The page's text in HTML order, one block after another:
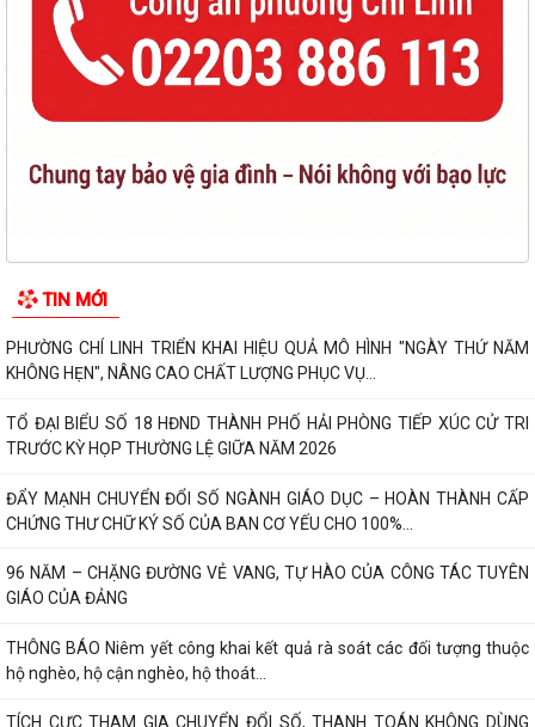
TIN MỚI
PHƯỜNG CHÍ LINH TRIỂN KHAI HIỆU QUẢ MÔ HÌNH "NGÀY THỨ NĂM
KHÔNG HẸN", NÂNG CAO CHẤT LƯỢNG PHỤC VỤ...
TỔ ĐẠI BIỂU SỐ 18 HĐND THÀNH PHỐ HẢI PHÒNG TIẾP XÚC CỬ TRI
TRƯỚC KỲ HỌP THƯỜNG LỆ GIỮA NĂM 2026
ĐẨY MẠNH CHUYỂN ĐỔI SỐ NGÀNH GIÁO DỤC – HOÀN THÀNH CẤP
CHỨNG THƯ CHỮ KÝ SỐ CỦA BAN CƠ YẾU CHO 100%...
96 NĂM – CHẶNG ĐƯỜNG VẺ VANG, TỰ HÀO CỦA CÔNG TÁC TUYÊN
GIÁO CỦA ĐẢNG
THÔNG BÁO Niêm yết công khai kết quả rà soát các đối tượng thuộc
hộ nghèo, hộ cận nghèo, hộ thoát...
TÍCH CỰC THAM GIA CHUYỂN ĐỔI SỐ, THANH TOÁN KHÔNG DÙNG